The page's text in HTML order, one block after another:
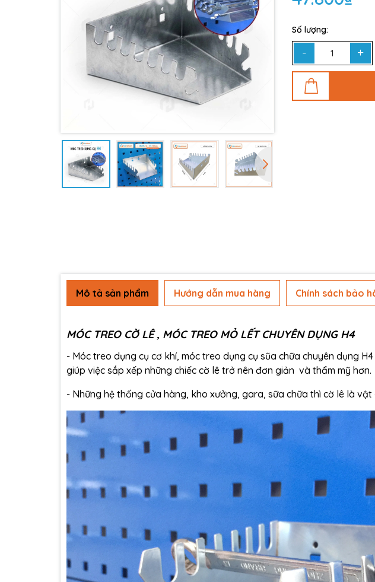
Số lượng:
- +
Mô tả sản phẩm Hướng dẫn mua hàng Chính sách bảo
MÓC TREO CỜ LÊ , MÓC TREO MỎ LẾT CHUYÊN DỤNG H4
- Móc treo dụng cụ cơ khí, móc treo dụng cụ sũa chữa chuyên dụng
giúp việc sắp xếp những chiếc cờ lê trở nên đơn giản và thẩm mỹ hơn.
- Những hệ thống cửa hàng, kho xưởng, gara, sữa chữa thì cờ lê là